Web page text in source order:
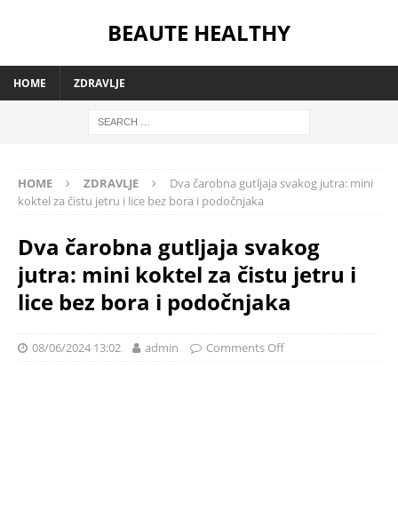
BEAUTE HEALTHY
HOME ZDRAVLJE
HOME ZDRAVLJE
Dva čarobna gutljaja svakog jutra: mini
koktel za čistu jetru i lice bez bora i podočnjaka
Dva čarobna gutljaja svakog
jutra: mini koktel za čistu jetru i
lice bez bora i podočnjaka
08/06/2024 13:02 admin Comments Off